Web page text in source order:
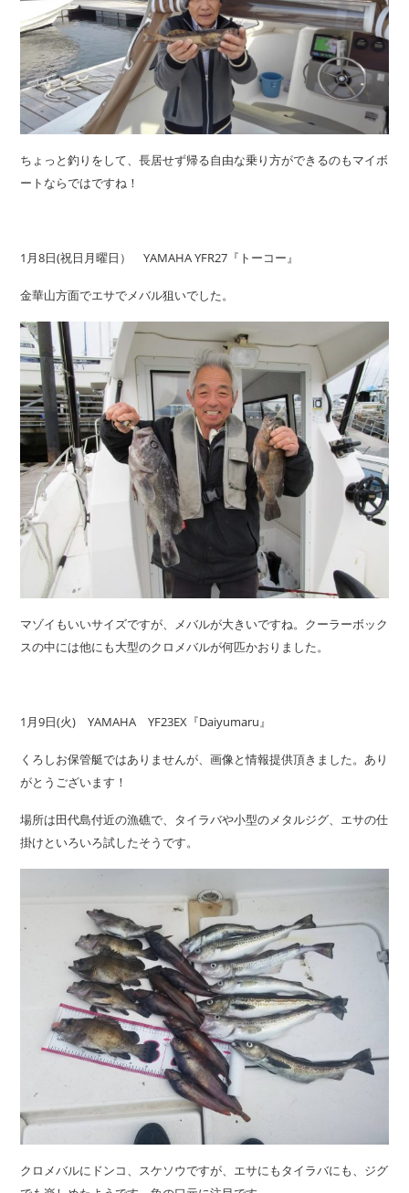
ちょっと釣りをして、長居せず帰る自由な乗り方ができるのもマイボ
ートならではですね！
1月8日(祝日月曜日） YAMAHA YFR27『トーコー』
金華山方面でエサでメバル狙いでした。
マゾイもいいサイズですが、メバルが大きいですね。クーラーボック
スの中には他にも大型のクロメバルが何匹かおりました。
1月9日(火) YAMAHA YF23EX『Daiyumaru』
くろしお保管艇ではありませんが、画像と情報提供頂きました。あり
がとうございます！
場所は田代島付近の漁礁で、タイラバや小型のメタルジグ、エサの仕
掛けといろいろ試したそうです。
クロメバルにドンコ、スケソウですが、エサにもタイラバにも、ジグ